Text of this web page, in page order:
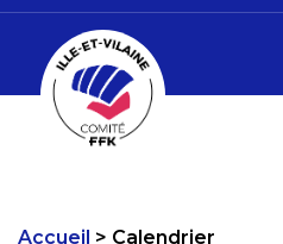
Accueil Calendrier